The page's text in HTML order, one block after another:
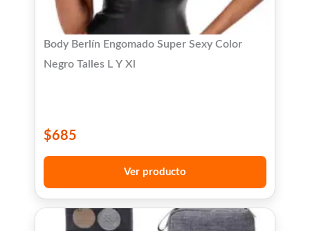
Body Berlín Engomado Super Sexy Color
Negro Talles L Y Xl
$685
Ver producto